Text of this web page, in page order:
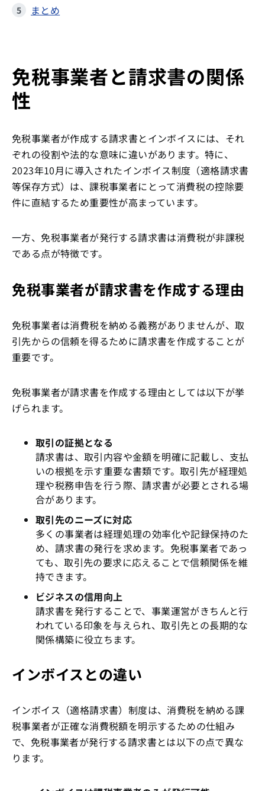
まとめ
免税事業者と請求書の関係
性
免税事業者が作成する請求書とインボイスには、それ
ぞれの役割や法的な意味に違いがあります。特に、
2023年10月に導入されたインボイス制度（適格請求書
等保存方式）は、課税事業者にとって消費税の控除要
件に直結するため重要性が高まっています。
一方、免税事業者が発行する請求書は消費税が非課税
である点が特徴です。
免税事業者が請求書を作成する理由
免税事業者は消費税を納める義務がありませんが、取
引先からの信頼を得るために請求書を作成することが
重要です。
免税事業者が請求書を作成する理由としては以下が挙
げられます。
取引の証拠となる
請求書は、取引内容や金額を明確に記載し、支払
いの根拠を示す重要な書類です。取引先が経理処
理や税務申告を行う際、請求書が必要とされる場
合があります。
取引先のニーズに対応
多くの事業者は経理処理の効率化や記録保持のた
め、請求書の発行を求めます。免税事業者であっ
ても、取引先の要求に応えることで信頼関係を維
持できます。
ビジネスの信用向上
請求書を発行することで、事業運営がきちんと行
われている印象を与えられ、取引先との長期的な
関係構築に役立ちます。
インボイスとの違い
インボイス（適格請求書）制度は、消費税を納める課
税事業者が正確な消費税額を明示するための仕組み
で、免税事業者が発行する請求書とは以下の点で異な
ります。